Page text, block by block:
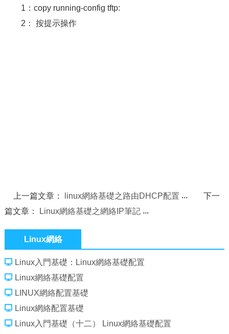
1：copy running-config tftp:
2： 按提示操作
上一篇文章： linux網絡基礎之路由DHCP配置
下一
篇文章：
Linux網絡基礎之網絡IP筆記
Linux網絡
Linux入門基礎：Linux網絡基礎配置
Linux網絡基礎配置
LINUX網絡配置基礎
Linux網絡配置基礎
Linux入門基礎（十二） Linux網絡基礎配置